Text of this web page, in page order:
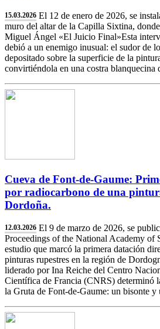
15.03.2026 El 12 de enero de 2026, se
muro del altar de la Capilla Sixtina,
Miguel Ángel «El Juicio Final»Esta
debió a un enemigo inusual: el sudor de
depositado sobre la superficie de la
convirtiéndola en una costra blanquecina
Cueva de Font-de-Gaume:
por radiocarbono de una
Dordoña.
12.03.2026 El 9 de marzo de 2026, se
Proceedings of the National Academy of
estudio que marcó la primera datación
pinturas rupestres en la región de
liderado por Ina Reiche del Centro
Científica de Francia (CNRS) determinó
la Gruta de Font-de-Gaume: un bisonte y